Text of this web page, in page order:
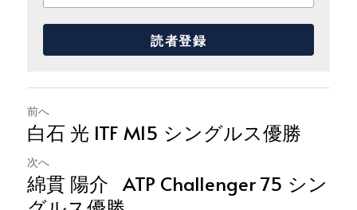
読者登録
前へ
白石 光 ITF M15 シングルス優勝
次へ
綿貫 陽介 ATP Challenger 75 シン